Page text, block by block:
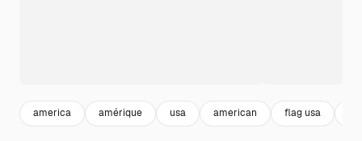
america amérique usa american flag usa